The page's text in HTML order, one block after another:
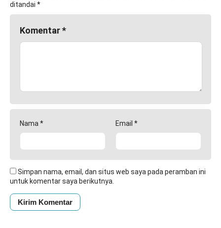
ditandai *
Komentar*
Nama* Email *
Simpan nama, email, dan situs web saya pada peramban ini
untuk komentar saya berikutnya.